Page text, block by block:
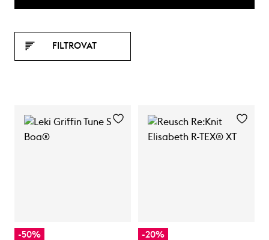
FILTROVAT
-50% -20%